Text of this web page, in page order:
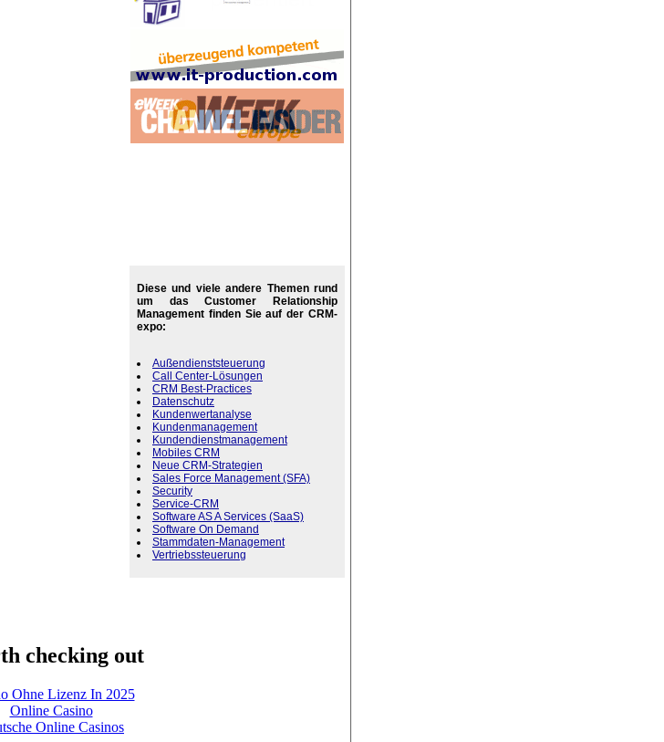
Diese und viele andere Themen rund
um das Customer Relationship
Management finden Sie auf der CRM-
expo:
Außendienststeuerung
Call Center-Lösungen
CRM Best-Practices
Datenschutz
Kundenwertanalyse
Kundenmanagement
Kundendienstmanagement
Mobiles CRM
Neue CRM-Strategien
Sales Force Management (SFA)
Security
Service-CRM
Software AS A Services (SaaS)
Software On Demand
Stammdaten-Management
Vertriebssteuerung
checking out
Ohne Lizenz In 2025
Online Casino
Online Casinos